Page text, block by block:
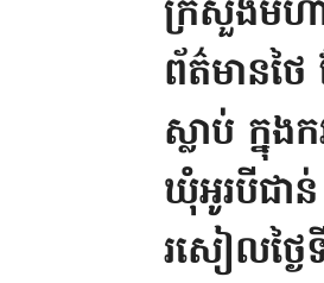
ក្រសួងមហា
ព័ត៌មានថៃ
ស្លាប់ ក្នុ
ឃុំអូរបីជា
រសៀលថ្ងៃ